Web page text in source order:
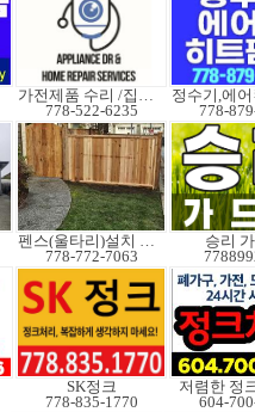
가전제품 수리 /집수리
778-522-6235
778-
펜스(울타리)설치 수리
778-772-7063
승리
SK정크
778-835-1770
저렴한 정
604-